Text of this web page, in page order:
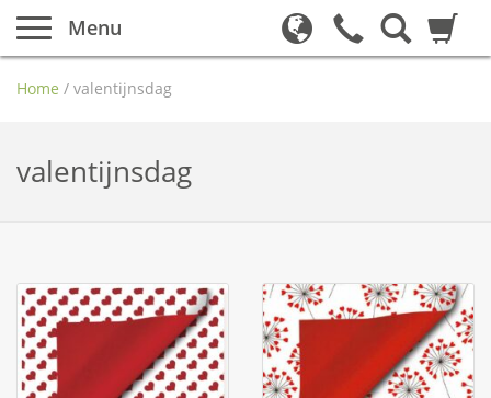
Menu
Home / valentijnsdag
valentijnsdag